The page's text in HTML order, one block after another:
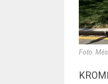
Foto: